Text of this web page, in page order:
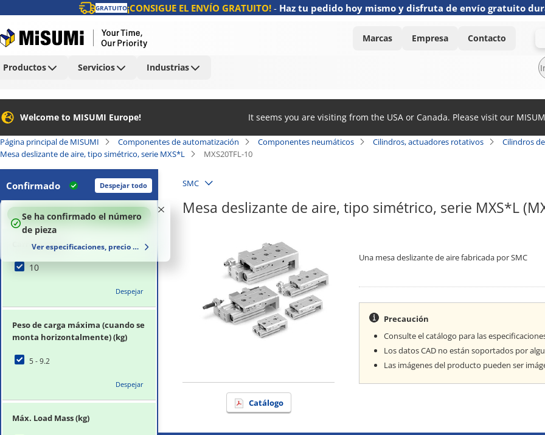
GRATUITO¡CONSIGUE EL ENVÍO GRATUITO!- Haz tu pedido hoy mismo y disfruta de envío gratuito
Marcas Empresa Contacto
Productos Servicios Industrias
Welcome to MISUMI Europe! It seems you are visiting from the USA or Canada. Please visit our
Página principal de MISUMI Componentes de automatización Componentes neumáticos Cilindros, actuadores rotativos
Cilindros
Mesa deslizante de aire, tipo simétrico, serie MXS*L
MXS20TFL-10
Confirmado Despejar todo
100%
Se ha confirmado el número
de pieza
Ver especificaciones, precio y plazo de entrega
Carrera (mm)
10
Despejar
Peso de carga máxima (cuando se
monta horizontalmente) (kg)
5 - 9.2
Despejar
Máx. Load Mass (kg)
SMC
Mesa deslizante de aire, tipo simétrico, serie MXS*L
Catálogo
Una mesa deslizante de aire fabricada por SMC
· Se proporciona una ranura para la fijación de
· También utilizable para el montaje vertical del eje.
· Estructura de doble vástago.
· Amplia gama de opciones.
· Forma simétrica.
Precaución
Consulte el catálogo para las
Los datos CAD no están soportados por
Las imágenes del producto pueden ser